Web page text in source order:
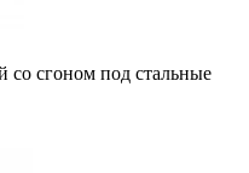
со сгоном под стальные